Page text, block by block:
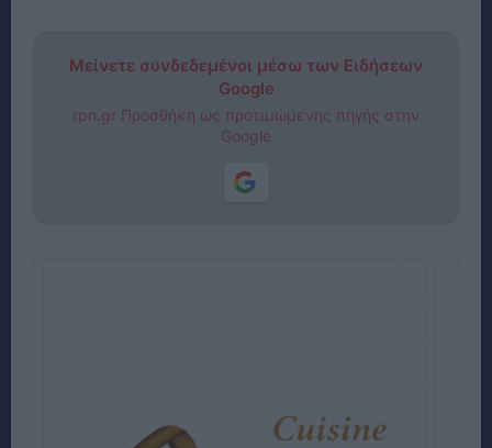
Μείνετε συνδεδεμένοι μέσω των Ειδήσεων
Google
rpn.gr Προσθήκη ως προτιμώμενης πηγής στην
Google